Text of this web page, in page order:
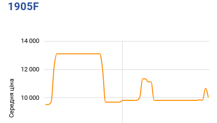
1905F
Середня ціна 10 000
10 000
12 000
14 000